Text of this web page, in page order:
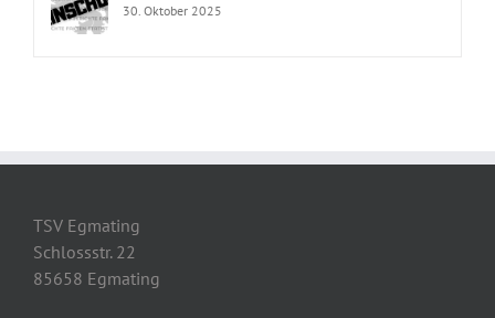
30. Oktober 2025
TSV Egmating
Schlossstr. 22
85658 Egmating